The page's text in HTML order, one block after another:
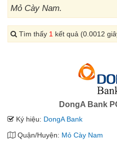
Mỏ Cày Nam.
Tìm thấy 1 kết quả (0.0012
DongA Bank
Ký hiệu: DongA Bank
Quận/Huyện: Mỏ Cày Nam